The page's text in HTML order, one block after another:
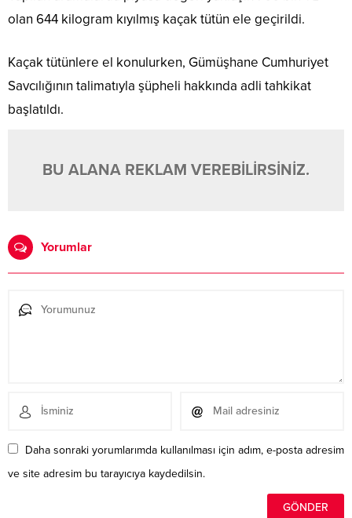
olan 644 kilogram kıyılmış kaçak tütün ele geçirildi.
Kaçak tütünlere el konulurken, Gümüşhane Cumhuriyet
Savcılığının talimatıyla şüpheli hakkında adli tahkikat
başlatıldı.
BU ALANA REKLAM VEREBİLİRSİNİZ.
Yorumlar
Daha sonraki yorumlarımda kullanılması için adım, e-posta adresim
ve site adresim bu tarayıcıya kaydedilsin.